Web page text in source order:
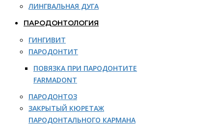
ЛИНГВАЛЬНАЯ ДУГА
ПАРОДОНТОЛОГИЯ
ГИНГИВИТ
ПАРОДОНТИТ
ПОВЯЗКА ПРИ ПАРОДОНТИТЕ
FARMADONT
ПАРОДОНТОЗ
ЗАКРЫТЫЙ КЮРЕТАЖ
ПАРОДОНТАЛЬНОГО КАРМАНА